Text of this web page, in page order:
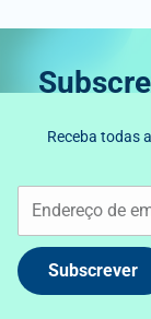
Receba todas
Subscrever